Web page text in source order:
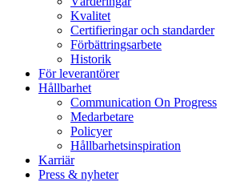
Kvalitet
Certifieringar och standarder
Förbättringsarbete
Historik
För leverantörer
Hållbarhet
Communication On Progress
Medarbetare
Policyer
Hållbarhetsinspiration
Karriär
Press & nyheter